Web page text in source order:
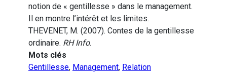
notion de « gentillesse » dans le management.
Il en montre l’intérêt et les limites.
THEVENET, M. (2007). Contes de la gentillesse
ordinaire. RH Info.
Mots clés
Gentillesse, Management, Relation